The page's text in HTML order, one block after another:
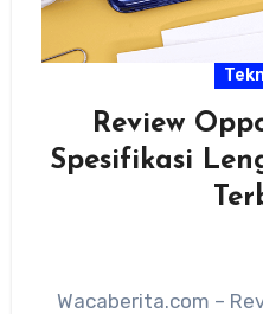
Review
Spesifikasi
Wacaberita.com –